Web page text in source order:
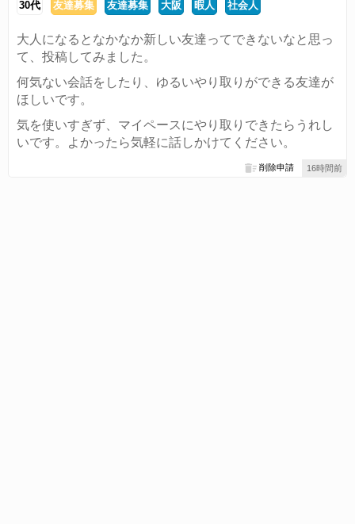
30代 友達募集 友達募集 大阪 暇人 社会人
大人になるとなかなか新しい友達ってできないなと思っ
て、投稿してみました。
何気ない会話をしたり、ゆるいやり取りができる友達が
ほしいです。
気を使いすぎず、マイペースにやり取りできたらうれし
いです。よかったら気軽に話しかけてください。
16時間前
削除申請